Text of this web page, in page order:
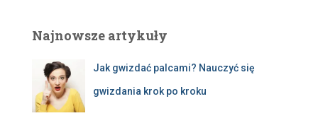
Najnowsze artykuły
Jak gwizdać palcami? Nauczyć się
gwizdania krok po kroku